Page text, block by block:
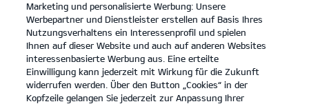
Der Kia Niro.
Denk einfach mal größer.
Marketing und personalisierte Werbung: Unsere
Werbepartner und Dienstleister erstellen auf Basis Ihres
Nutzungsverhaltens ein Interessenprofil und spielen
Ihnen auf dieser Website und auch auf anderen Websites
interessenbasierte Werbung aus. Eine erteilte
Einwilligung kann jederzeit mit Wirkung für die Zukunft
widerrufen werden. Über den Button „Cookies“ in der
Kopfzeile gelangen Sie jederzeit zur Anpassung Ihrer